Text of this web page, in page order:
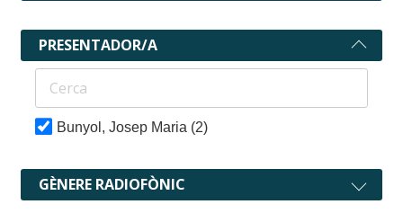
PRESENTADOR/A
Bunyol, Josep Maria (2)
GÈNERE RADIOFÒNIC